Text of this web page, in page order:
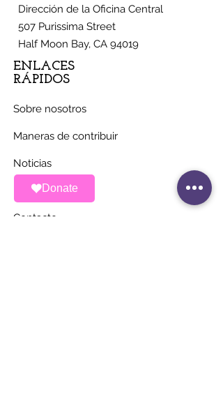
Donate
Dirección de la Oficina Central
507 Purissima Street
Half Moon Bay, CA 94019
ENLACES
RÁPIDOS
Sobre nosotros
Maneras de contribuir
Noticias
Eventos
Contacto